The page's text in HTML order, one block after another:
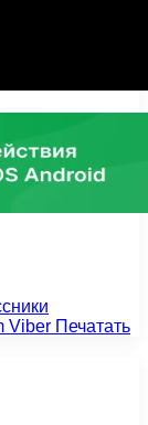
Viber Печатать